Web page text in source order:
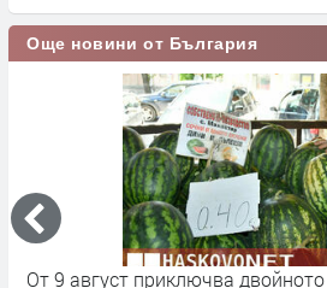
Още новини от България
От 9 август приключва